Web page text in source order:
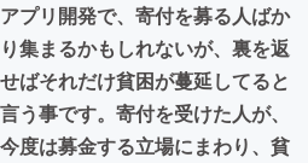
CAMPFIRE for Social Good
CAMPFIREふるさと納税
アプリ開発で、寄付を募る人ばか
り集まるかもしれないが、裏を返
せばそれだけ貧困が蔓延してると
言う事です。寄付を受けた人が、
今度は募金する立場にまわり、貧